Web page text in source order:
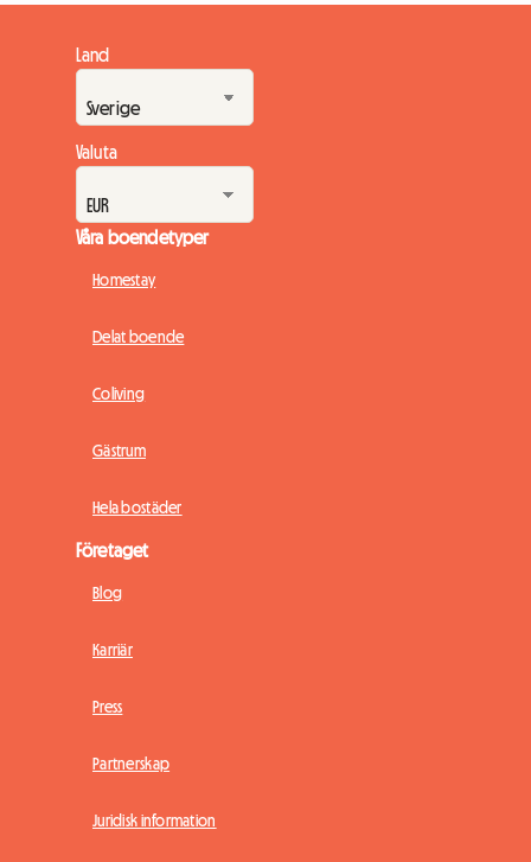
Land
Valuta
Våra boendetyper
Homestay
Delat boende
Coliving
Gästrum
Hela bostäder
Företaget
Blog
Karriär
Press
Partnerskap
Juridisk information